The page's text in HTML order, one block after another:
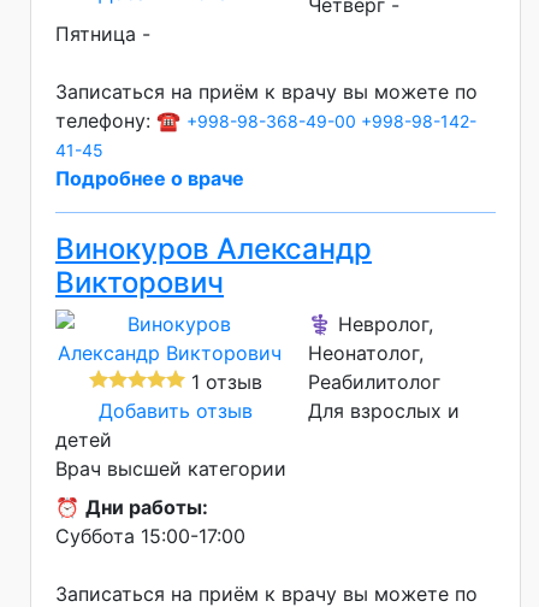
Пятница -
Записаться на приём к врачу вы можете по
телефону: ☎️ +998-98-368-49-00 +998-98-142-
41-45
Подробнее о враче
Винокуров Александр
Викторович
1 отзыв
Добавить отзыв
⚕️ Невролог,
Неонатолог,
Реабилитолог
Для взрослых и
детей
Врач высшей категории
⏰ Дни работы:
Суббота 15:00-17:00
Записаться на приём к врачу вы можете по